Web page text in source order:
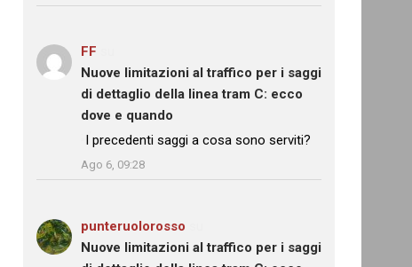
FF
Nuove limitazioni al traffico per i saggi
di dettaglio della linea tram C: ecco
dove e quando
: “I precedenti saggi a cosa sono serviti?
Ago 6, 09:28
punteruolorosso
Nuove limitazioni al traffico per i saggi